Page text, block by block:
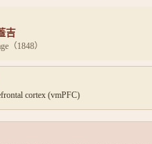
吉
（1848）
cortex (vmPFC)